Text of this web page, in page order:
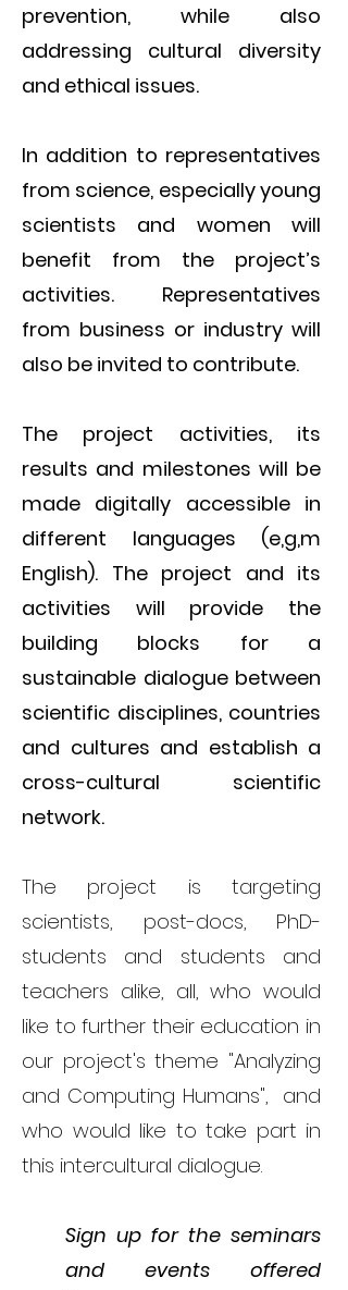
prevention, while also
addressing cultural diversity
and ethical issues.
In addition to representatives
from science, especially young
scientists and women will
benefit from the project’s
activities. Representatives
from business or industry will
also be invited to contribute.
The project activities, its
results and milestones will be
made digitally accessible in
different languages (e,g,m
English). The project and its
activities will provide the
building blocks for a
sustainable dialogue between
scientific disciplines, countries
and cultures and establish a
cross-cultural scientific
network.
The project is targeting
scientists, post-docs, PhD-
students and students and
teachers alike, all, who would
like to further their education in
our project's theme "Analyzing
and Computing Humans", and
who would like to take part in
this intercultural dialogue.
Sign up for the seminars
and events offered